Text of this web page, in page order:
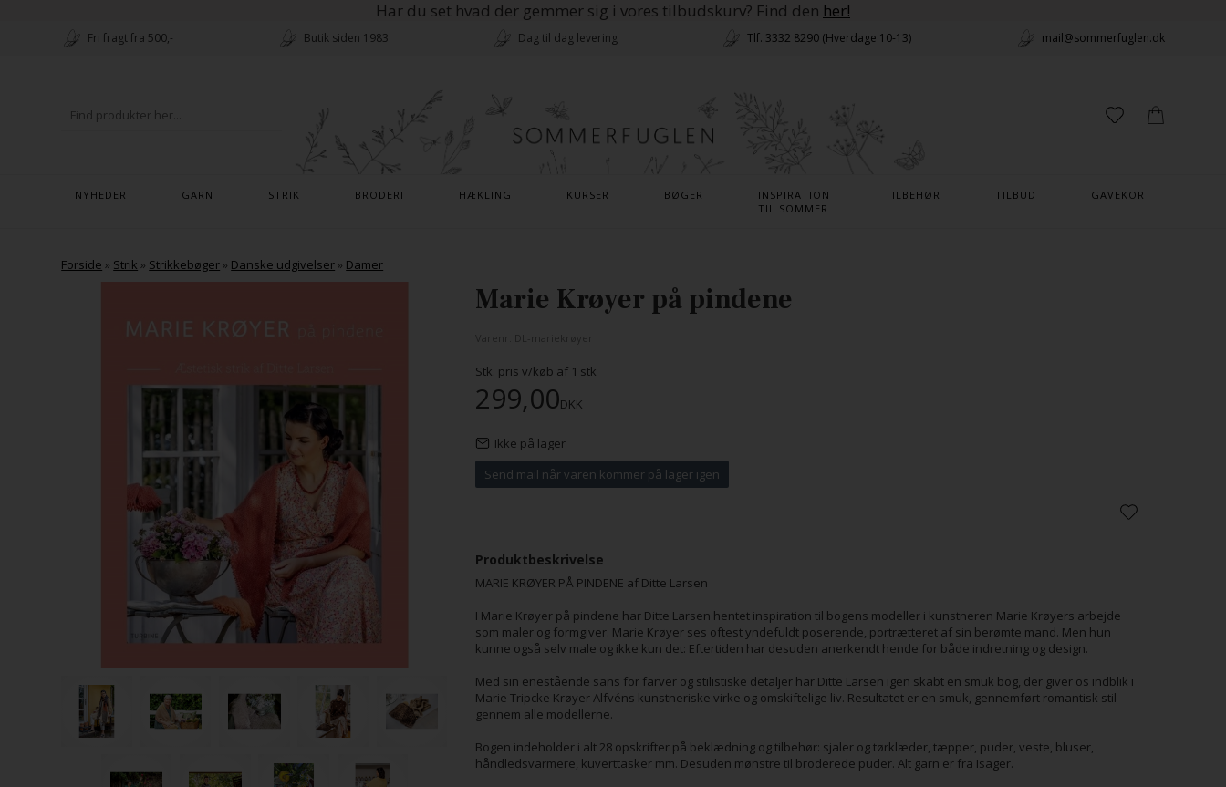
Har du set hvad der gemmer sig i vores tilbudskurv? Find den her!
Fri fragt fra 500,- Butik siden 1983 Dag til dag levering Tlf. 3332 8290 (Hverdage 10-13) mail@sommerfuglen.dk
NYHEDER GARN STRIK BRODERI HÆKLING KURSER BØGER
INSPIRATION
TIL SOMMER
TILBEHØR TILBUD GAVEKORT
Forside » Strik » Strikkebøger» Danske udgivelser» Damer
Marie Krøyer på pindene
DL-mariekrøyer
Stk. pris v/køb af 1 stk
299,00DKK
Ikke på lager
Send mail når varen kommer på lager igen
Produktbeskrivelse
MARIE KRØYER PÅ PINDENE af Ditte Larsen
I Marie Krøyer på pindene har Ditte Larsen hentet inspiration til bogens modeller i kunstneren Marie Krøyers arbejde
som maler og formgiver. Marie Krøyer ses oftest yndefuldt poserende, portrætteret af sin berømte mand. Men hun
kunne også selv male og ikke kun det: Eftertiden har desuden anerkendt hende for både indretning og design.
Med sin enestående sans for farver og stilistiske detaljer har Ditte Larsen igen skabt en smuk bog, der giver os indblik i
Marie Tripcke Krøyer Alfvéns kunstneriske virke og omskiftelige liv. Resultatet er en smuk, gennemført romantisk stil
gennem alle modellerne.
Bogen indeholder i alt 28 opskrifter på beklædning og tilbehør: sjaler og tørklæder, tæpper, puder, veste, bluser,
håndledsvarmere, kuverttasker mm. Desuden mønstre til broderede puder. Alt garn er fra Isager.